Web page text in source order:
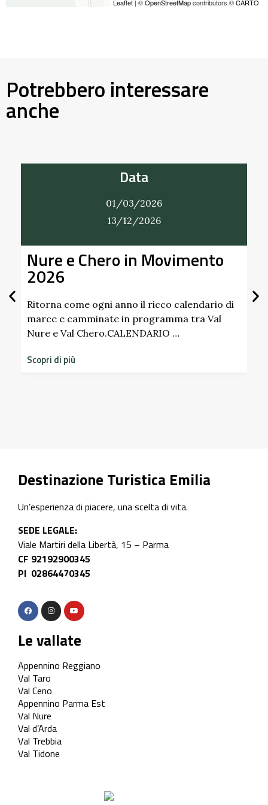
Leaflet | ©OpenStreetMapcontributors ©CARTO
Potrebbero interessare
anche
Data
01/03/2026
13/12/2026
Nure e Chero in Movimento
2026
Ritorna come ogni anno il ricco calendario di
marce e camminate in programma tra Val
Nure e Val Chero.CALENDARIO …
Scopri di più
Destinazione Turistica Emilia
Un’esperienza di piacere, una scelta di vita.
SEDE LEGALE:
Viale Martiri della Libertà, 15 – Parma
CF 92192900345
PI 02864470345
Le vallate
Appennino Reggiano
Val Taro
Val Ceno
Appennino Parma Est
Val Nure
Val d’Arda
Val Trebbia
Val Tidone